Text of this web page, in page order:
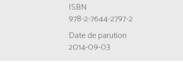
ISBN
978-2-7644-2797-2
Date de parution
2014-09-03